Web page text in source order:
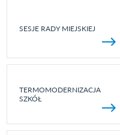
SESJE RADY MIEJSKIEJ
TERMOMODERNIZACJA
SZKÓŁ